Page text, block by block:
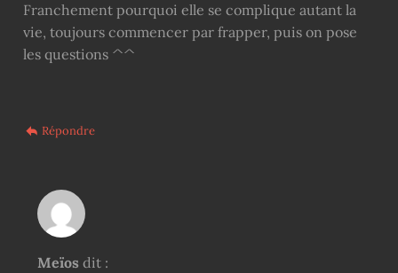
Franchement pourquoi elle se complique autant la
vie, toujours commencer par frapper, puis on pose
les questions ^^
Répondre
Meïos dit :